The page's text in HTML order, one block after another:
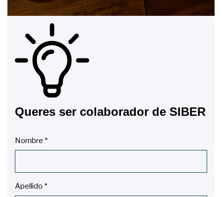
Queres ser colaborador de SIBER
Nombre *
Apellido *